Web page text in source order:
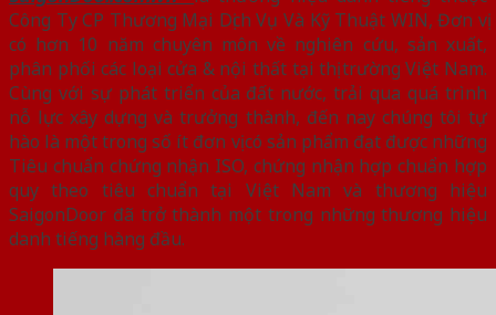
Công Ty CP Thương Mại Dịch Vụ Và Kỹ Thuật WIN, Đơn vị
có hơn 10 năm chuyên môn về nghiên cứu, sản xuất,
phân phối các loại cửa & nội thất tại thị trường Việt Nam.
Cùng với sự phát triển của đất nước, trải qua quá trình
nỗ lực xây dựng và trưởng thành, đến nay chúng tôi tự
hào là một trong số ít đơn vị có sản phẩm đạt được những
Tiêu chuẩn chứng nhận ISO, chứng nhận hợp chuẩn hợp
quy theo tiêu chuẩn tại Việt Nam và thương hiệu
SaigonDoor đã trở thành một trong những thương hiệu
danh tiếng hàng đầu.